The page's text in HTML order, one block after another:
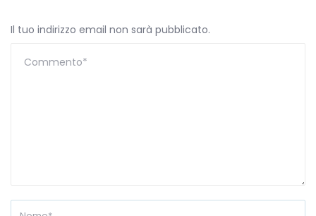
Il tuo indirizzo email non sarà pubblicato.